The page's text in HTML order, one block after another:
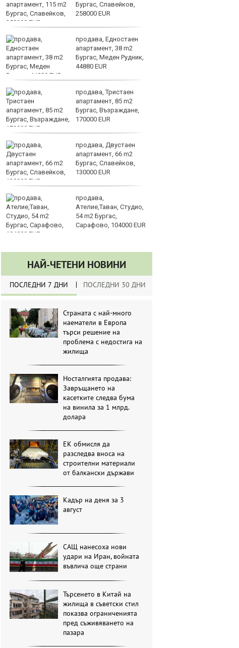
Бургас, Славейков,
258000 EUR
продава, Едностаен
апартамент, 38 m2
Бургас, Меден Рудник,
44880 EUR
продава, Тристаен
апартамент, 85 m2
Бургас, Възраждане,
170000 EUR
продава, Двустаен
апартамент, 66 m2
Бургас, Славейков,
130000 EUR
продава,
Ателие,Таван, Студио,
54 m2 Бургас,
Сарафово, 104000 EUR
НАЙ-ЧЕТЕНИ НОВИНИ
ПОСЛЕДНИ 7 ДНИ ПОСЛЕДНИ 30 ДНИ
Страната с най-много
наематели в Европа
търси решение на
проблема с недостига на
жилища
Носталгията продава:
Завръщането на
касетките следва бума
на винила за 1 млрд.
долара
ЕК обмисля да
разследва вноса на
строителни материали
от балкански държави
Кадър на деня за 3
август
САЩ нанесоха нови
удари на Иран, войната
въвлича още страни
Търсенето в Китай на
жилища в съветски стил
показва ограниченията
пред съживяването на
пазара